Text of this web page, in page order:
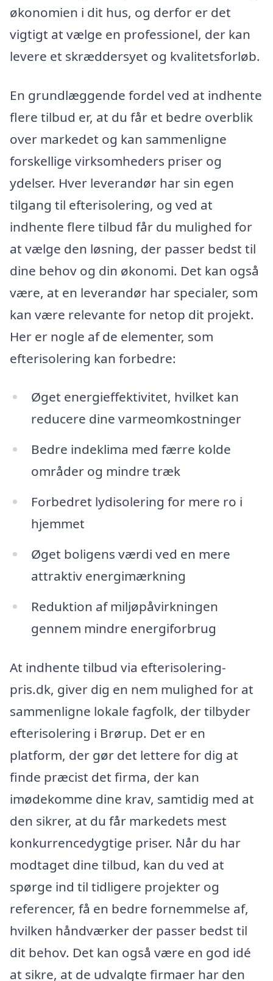
økonomien i dit hus, og derfor er det
vigtigt at vælge en professionel, der kan
levere et skræddersyet og kvalitetsforløb.
En grundlæggende fordel ved at indhente
flere tilbud er, at du får et bedre overblik
over markedet og kan sammenligne
forskellige virksomheders priser og
ydelser. Hver leverandør har sin egen
tilgang til efterisolering, og ved at
indhente flere tilbud får du mulighed for
at vælge den løsning, der passer bedst til
dine behov og din økonomi. Det kan også
være, at en leverandør har specialer, som
kan være relevante for netop dit projekt.
Her er nogle af de elementer, som
efterisolering kan forbedre:
Øget energieffektivitet, hvilket kan
reducere dine varmeomkostninger
Bedre indeklima med færre kolde
områder og mindre træk
Forbedret lydisolering for mere ro i
hjemmet
Øget boligens værdi ved en mere
attraktiv energimærkning
Reduktion af miljøpåvirkningen
gennem mindre energiforbrug
At indhente tilbud via efterisolering-
pris.dk, giver dig en nem mulighed for at
sammenligne lokale fagfolk, der tilbyder
efterisolering i Brørup. Det er en
platform, der gør det lettere for dig at
finde præcist det firma, der kan
imødekomme dine krav, samtidig med at
den sikrer, at du får markedets mest
konkurrencedygtige priser. Når du har
modtaget dine tilbud, kan du ved at
spørge ind til tidligere projekter og
referencer, få en bedre fornemmelse af,
hvilken håndværker der passer bedst til
dit behov. Det kan også være en god idé
at sikre, at de udvalgte firmaer har den